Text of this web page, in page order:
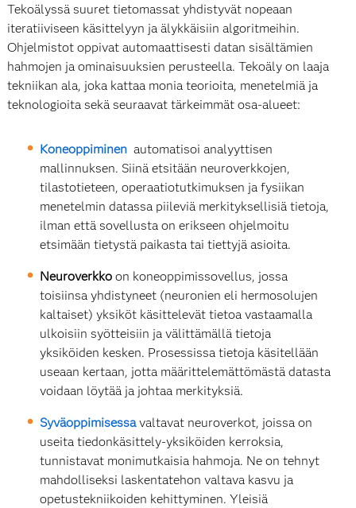
Tekoälyssä suuret tietomassat yhdistyvät nopeaan
iteratiiviseen käsittelyyn ja älykkäisiin algoritmeihin.
Ohjelmistot oppivat automaattisesti datan sisältämien
hahmojen ja ominaisuuksien perusteella. Tekoäly on laaja
tekniikan ala, joka kattaa monia teorioita, menetelmiä ja
teknologioita sekä seuraavat tärkeimmät osa-alueet:
Koneoppiminen automatisoi analyyttisen
mallinnuksen. Siinä etsitään neuroverkkojen,
tilastotieteen, operaatiotutkimuksen ja fysiikan
menetelmin datassa piileviä merkityksellisiä tietoja,
ilman että sovellusta on erikseen ohjelmoitu
etsimään tietystä paikasta tai tiettyjä asioita.
Neuroverkkoon koneoppimissovellus, jossa
toisiinsa yhdistyneet (neuronien eli hermosolujen
kaltaiset) yksiköt käsittelevät tietoa vastaamalla
ulkoisiin syötteisiin ja välittämällä tietoja
yksiköiden kesken. Prosessissa tietoja käsitellään
useaan kertaan, jotta määrittelemättömästä datasta
voidaan löytää ja johtaa merkityksiä.
Syväoppimisessavaltavat neuroverkot, joissa on
useita tiedonkäsittely-yksiköiden kerroksia,
tunnistavat monimutkaisia hahmoja. Ne on tehnyt
mahdolliseksi laskentatehon valtava kasvu ja
opetustekniikoiden kehittyminen. Yleisiä